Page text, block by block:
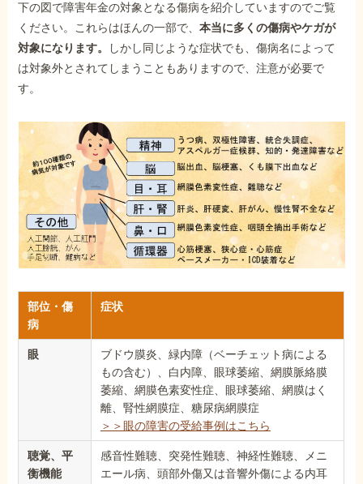
下の図で障害年金の対象となる傷病を紹介していますのでご覧
ください。これらはほんの一部で、本当に多くの傷病やケガが
対象になります。
しかし同じような症状でも、傷病名によって
は対象外とされてしまうこともありますので、注意が必要で
す。
部位・傷
病
症状
眼
ブドウ膜炎、緑内障（ベーチェット病による
もの含む）、白内障、眼球萎縮、網膜脈絡膜
萎縮、網膜色素変性症、眼球萎縮、網膜はく
離、腎性網膜症、糖尿病網膜症
＞＞眼の障害の受給事例はこちら
聴覚、平
衡機能
感音性難聴、突発性難聴、神経性難聴、メニ
エール病、頭部外傷又は音響外傷による内耳